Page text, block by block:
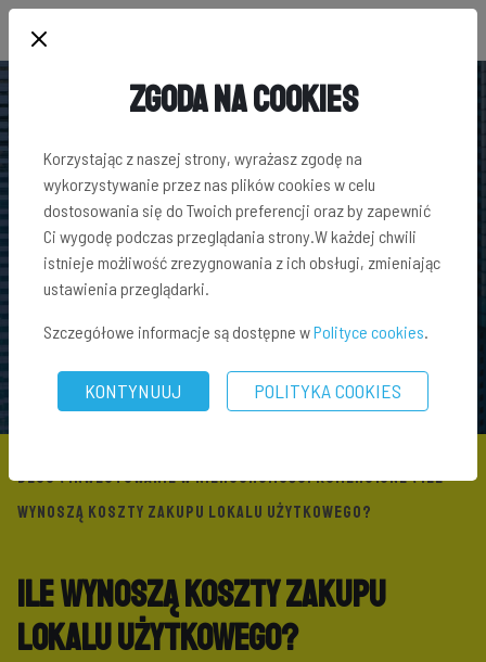
BLOG\INWESTOWANIE W NIERUCHOMOŚCI KOMERCYJNE\ ILE
WYNOSZĄ KOSZTY ZAKUPU LOKALU UŻYTKOWEGO?
Ile wynoszą koszty zakupu
lokalu użytkowego?
Zgoda na Cookies
Korzystając z naszej strony, wyrażasz zgodę na
wykorzystywanie przez nas plików cookies w celu
dostosowania się do Twoich preferencji oraz by zapewnić
Ci wygodę podczas przeglądania strony.W każdej chwili
istnieje możliwość zrezygnowania z ich obsługi, zmieniając
ustawienia przeglądarki.
Szczegółowe informacje są dostępne wPolityce cookies.
KONTYNUUJ POLITYKA COOKIES